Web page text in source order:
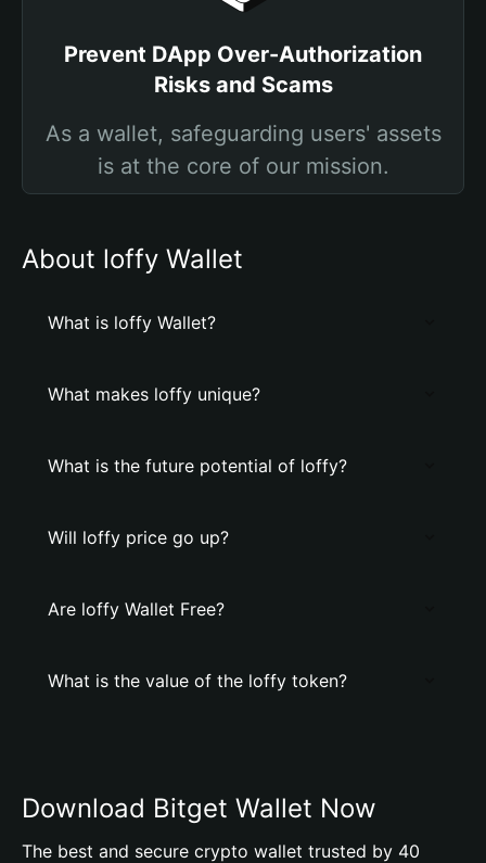
Prevent DApp Over-Authorization
Risks and Scams
As a wallet, safeguarding users' assets
is at the core of our mission.
About loffy Wallet
What is loffy Wallet?
What makes loffy unique?
What is the future potential of loffy?
Will loffy price go up?
Are loffy Wallet Free?
What is the value of the loffy token?
Download Bitget Wallet Now
The best and secure crypto wallet trusted by 40